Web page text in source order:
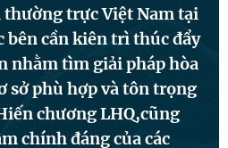
Liên hệ quảng cáo
0908 780 404
trực Việt Nam tại
bên cần kiên trì thúc đẩy
nhằm tìm giải pháp hòa
sở phù hợp và tôn trọng
chương LHQ,cũng
chính đáng của các